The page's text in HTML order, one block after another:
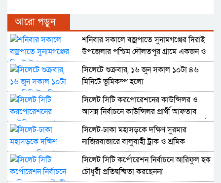
আরো পড়ুন
শনিবার সকালে বজ্রপাতে সুনামগঞ্জের দিরাই
উপজেলার পশ্চিম দৌলতপুর গ্রামে একজন ও
বিশ্বম্ভরপুর উপজেলার জিনারপুর গ্রামে দু’জন
মারা গেছে
সিলেটে শুক্রবার, ১৬ জুন সকাল ১০টা ৪৬
মিনিটে ভূমিকম্প হলো
সিলেট সিটি করপোরেশনের কাউন্সিলর ও
আসন্ন নির্বাচনে কাউন্সিলর প্রার্থী আফতাব
হোসেন খান বাদি হয়ে অপর কাউন্সিলর প্রার্থী
আব্দুল্লাহর বিরুদ্ধে দায়ের করা
মামলায় দুইজন গ্রেফতার
সিলেট-ঢাকা মহাসড়কে দক্ষিণ সুরমার
নাজিরবাজারে বালুবাহী ট্রাক ও শ্রমিক
বহনকারী পিকআপের মুখোমুখি সংঘর্ষে
কমপক্ষে ১৩ জন নিহত ও ১০ জন আহত
হয়েছেন
সিলেট সিটি কর্পোরেশন নির্বাচনে আরিফুল হক
চৌধুরী প্রতিদ্বন্দ্বিতা করছেননা